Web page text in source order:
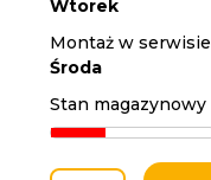
Wtorek
Montaż w
Środa
Stan magazynowy